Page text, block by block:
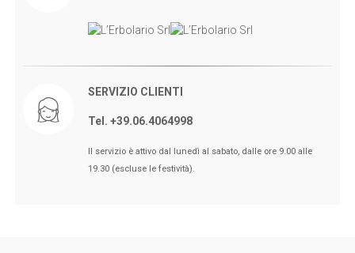
SERVIZIO CLIENTI
Tel. +39.06.4064998
Il servizio è attivo dal lunedì al sabato, dalle ore 9.00 alle
19.30 (escluse le festività).
🖤BLACK FRIDAY dal 13 a l 25
Novembre sconti fino al 50% Su